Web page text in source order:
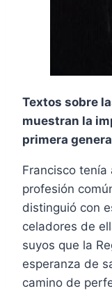
Textos sobre
muestran la
primera
Francisco
profesión
distinguió con
celadores de
suyos que la
esperanza de
camino de